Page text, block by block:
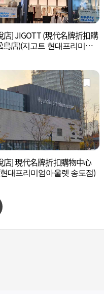
店] JIGOTT (現代名牌折扣購
島店)(지고트 현대프리미엄
店] 現代名牌折扣購物中心
대프리미엄아울렛 송도점)